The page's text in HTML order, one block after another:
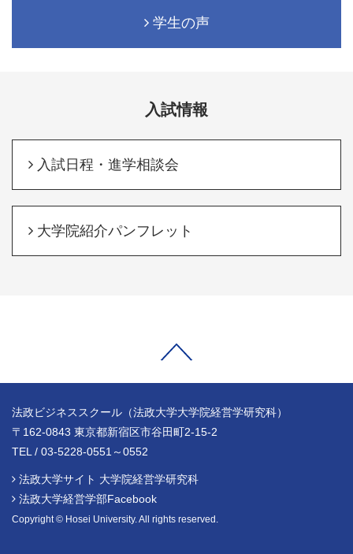
学生の声
入試情報
入試日程・進学相談会
大学院紹介パンフレット
法政ビジネススクール（法政大学大学院経営学研究科）
〒162-0843 東京都新宿区市谷田町2-15-2
TEL / 03-5228-0551～0552
法政大学サイト 大学院経営学研究科
法政大学経営学部Facebook
Copyright © Hosei University. All rights reserved.